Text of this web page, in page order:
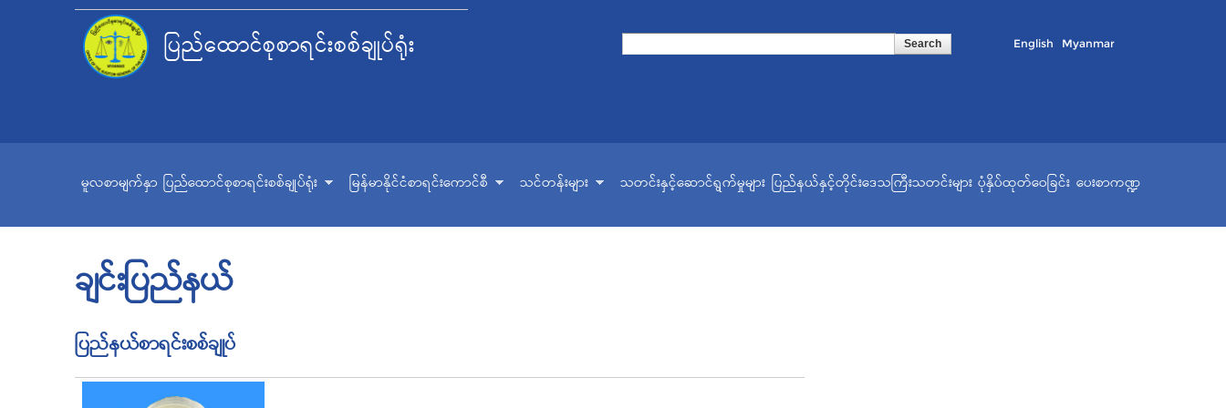
ပြည်ထောင်စုစာရင်းစစ်ချုပ်ရုံး Search form English Myanmar
မူလစာမျက်နှာ ပြည်ထောင်စုစာရင်းစစ်ချုပ်ရုံး မြန်မာနိုင်ငံစာရင်းကောင်စီ သင်တန်းများ သတင်းနှင့်ဆောင်ရွက်မှုများ ပြည်နယ်နှင့်တိုင်းဒေသကြီးသတင်းများ ပုံနှိပ်ထုတ်ဝေခြင်း ပေးစာကဏ္ဍ
ချင်းပြည်နယ်
ပြည်နယ်စာရင်းစစ်ချုပ်